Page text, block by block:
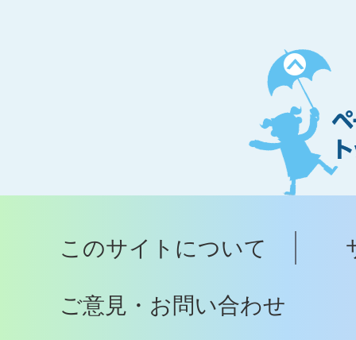
ペ
ー
ジ
ト
ッ
へ
このサイトについて
ご意見・お問い合わせ